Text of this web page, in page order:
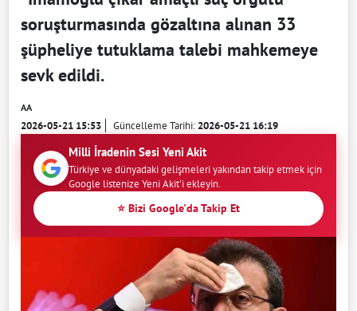
soruşturmasında gözaltına alınan 33
şüpheliye tutuklama talebi mahkemeye
sevk edildi.
AA
2026-05-21 15:53 Güncelleme Tarihi:2026-05-21 16:19
Milli İradenin Sesi Yeni Akit
Türkiye ve dünyadaki gelişmeleri yakından takip etmek için
Google listenize Yeni Akit'i ekleyin.
⭐ Bizi Google'da Takip Et